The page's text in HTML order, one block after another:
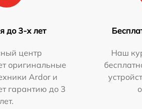
до 3-х лет
центр
оригинальные
Ardor и
гарантию до 3
лет.
Наш